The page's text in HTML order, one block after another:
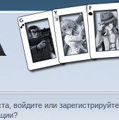
войдитеили
?